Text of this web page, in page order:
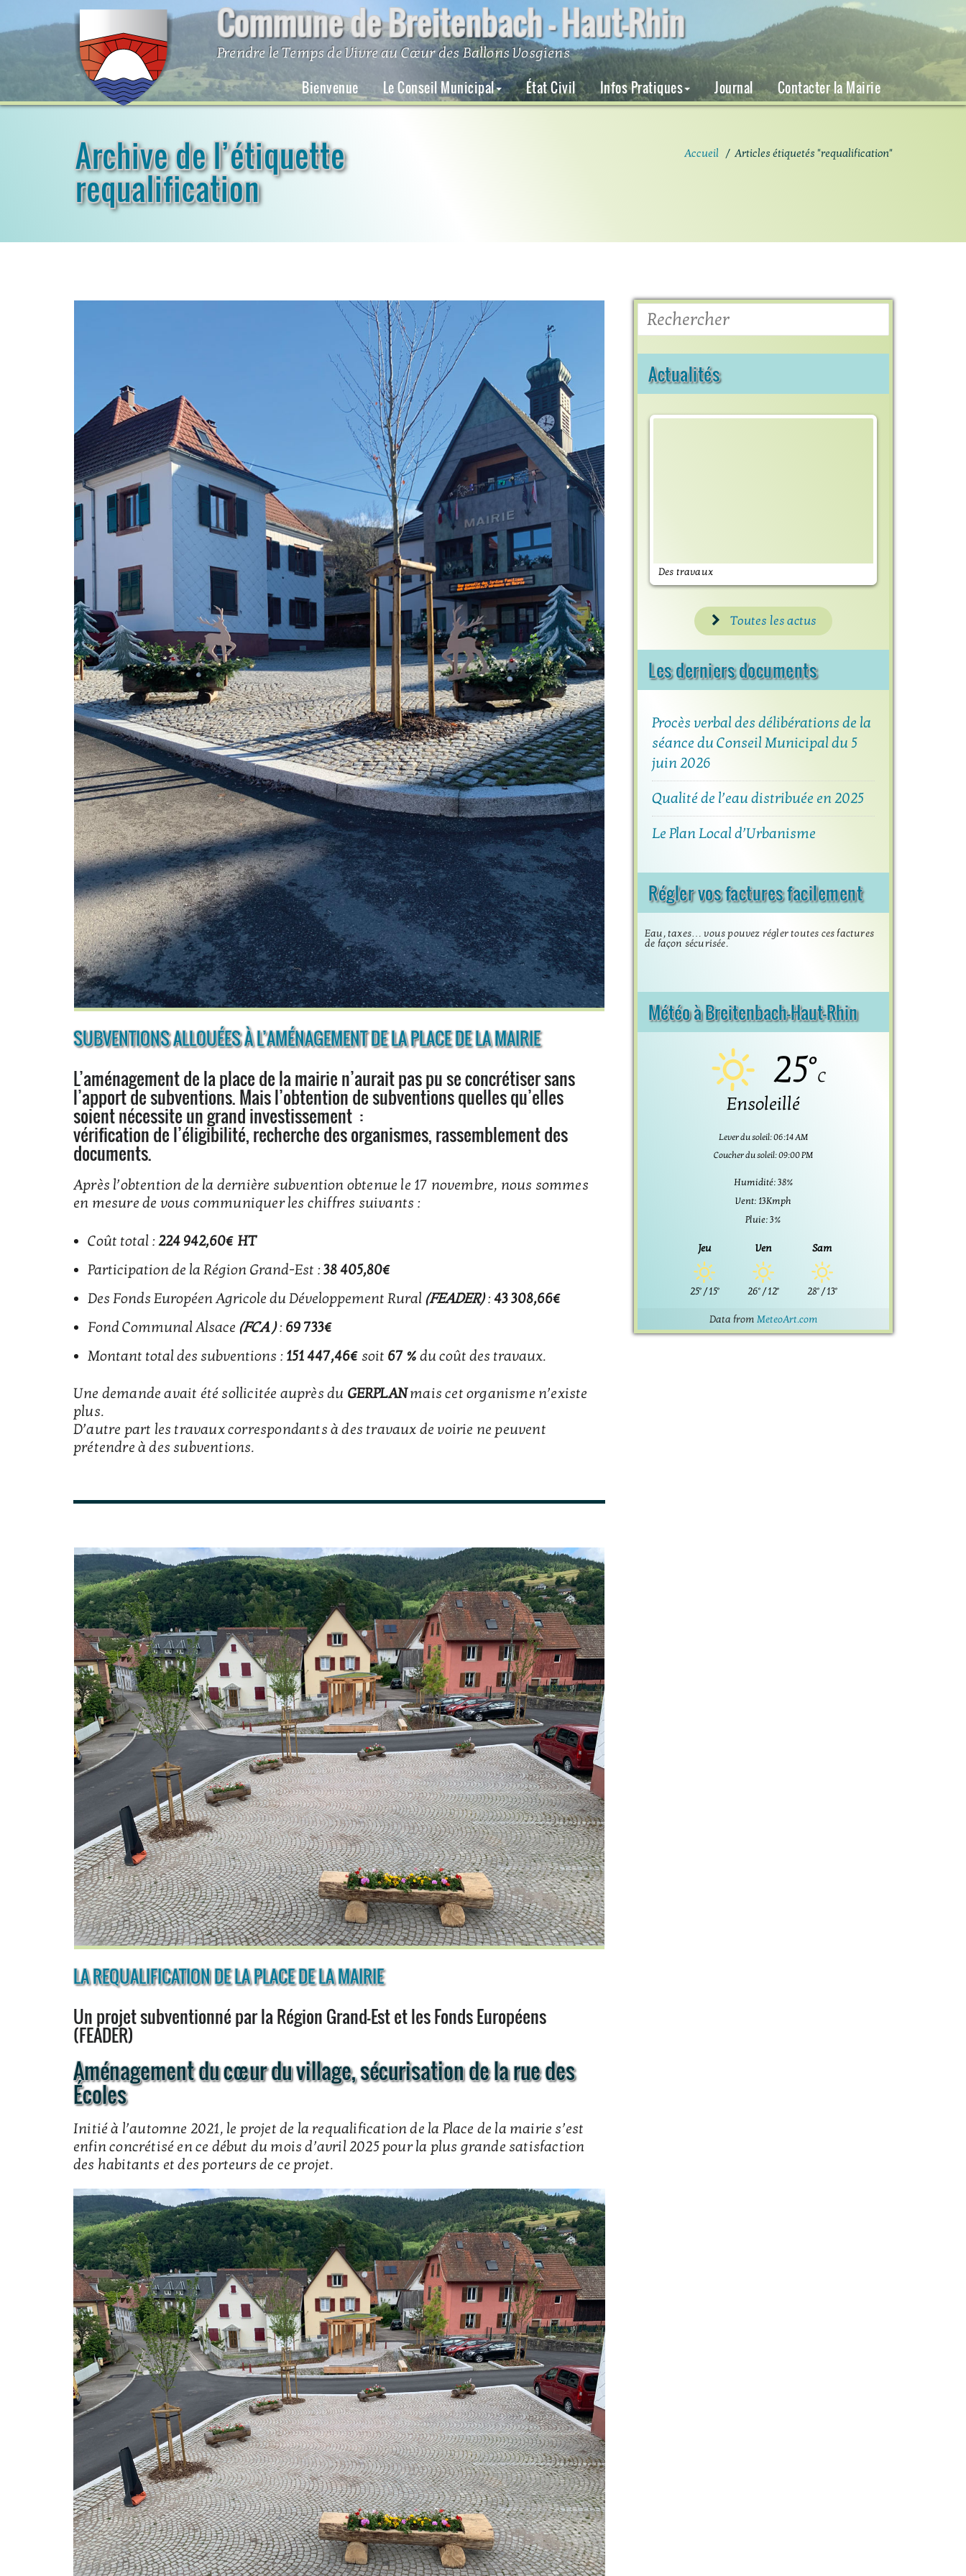
to
Commune de Breitenbach – Haut-Rhin
Prendre le Temps de Vivre au Cœur des Ballons Vosgiens
Bienvenue Le Conseil Municipal État Civil Infos Pratiques Journal Contacter la Mairie
Archive de l’étiquette
requalification
Accueil / Articles étiquetés "requalification"
SUBVENTIONS ALLOUÉES À L’AMÉNAGEMENT DE LA PLACE DE LA MAIRIE
L’aménagement de la place de la mairie n’aurait pas pu se concrétiser sans
l’apport de subventions. Mais l’obtention de subventions quelles qu’elles
soient nécessite un grand investissement :
vérification de l’éligibilité, recherche des organismes, rassemblement des
documents.
Après l’obtention de la dernière subvention obtenue le 17 novembre, nous sommes
en mesure de vous communiquer les chiffres suivants :
Coût total :224 942,60€ HT
Participation de la Région Grand-Est :38 405,80€
Des Fonds Européen Agricole du Développement Rural (FEADER):43 308,66€
Fond Communal Alsace (FCA ): 69 733€
Montant total des subventions : 151 447,46€ soit 67 % du coût des travaux.
Une demande avait été sollicitée auprès du GERPLANmais cet organisme n’existe
plus.
D’autre part les travaux correspondants à des travaux de voirie ne peuvent
prétendre à des subventions.
LA REQUALIFICATION DE LA PLACE DE LA MAIRIE
Un projet subventionné par la Région Grand-Est et les Fonds Européens
(FEADER)
Aménagement du cœur du village, sécurisation de la rue des
Écoles
Initié à l’automne 2021, le projet de la requalification de la Place de la mairie s’est
enfin concrétisé en ce début du mois d’avril 2025 pour la plus grande satisfaction
des habitants et des porteurs de ce projet.
Rechercher
Actualités
Mot du maire Des travaux
Toutes les actus
Les derniers documents
Procès verbal des délibérations de la
séance du Conseil Municipal du 5
juin 2026
Qualité de l’eau distribuée en 2025
Le Plan Local d’Urbanisme
Régler vos factures facilement
Eau, taxes… vous pouvez régler toutes ces factures
de façon sécurisée.
Météo à Breitenbach-Haut-Rhin
25°C
Ensoleillé
Lever du soleil: 06:14 AM
Coucher du soleil: 09:00 PM
Humidité: 38%
Vent: 13Kmph
Pluie: 3%
Jeu
25° / 15°
Ven
26°/12°
Sam
28°/13°
Data from MeteoArt.com